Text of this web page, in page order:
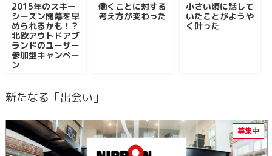
2015年のスキー
シーズン開幕を早
められるかも！？
北欧アウトドアブ
ランドのユーザー
参加型キャンペー
ン
働くことに対する
考え方が変わった
小さい頃に話して
いたことがようや
く叶った
新たなる「出会い」